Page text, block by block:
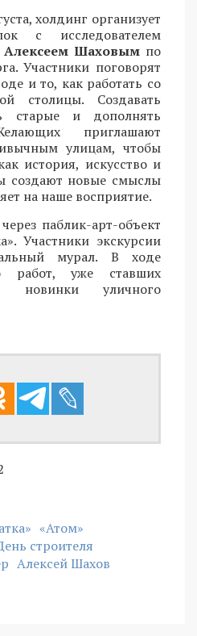
холдинг организует
с исследователем
Алексеем Шаховым по
Участники поговорят
и то, как работать со
столицы. Создавать
старые и дополнять
приглашают
улицам, чтобы
история, искусство и
создают новые смыслы
на наше восприятие.
паблик-арт-объект
Участники экскурсии
мурал. В ходе
работ, уже ставших
новинки уличного
«Атом»
строителя
Алексей Шахов